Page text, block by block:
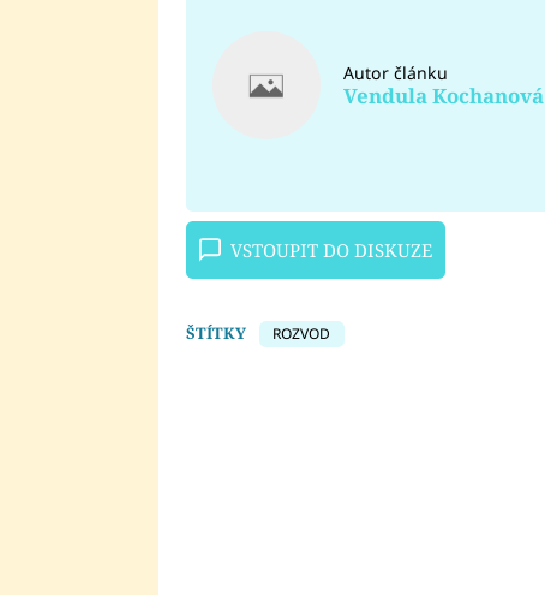
Autor článku
Vendula Kochanová
VSTOUPIT DO DISKUZE
ŠTÍTKY ROZVOD